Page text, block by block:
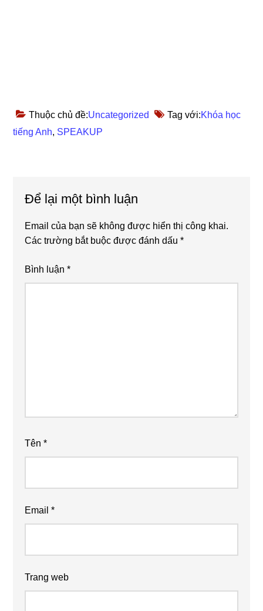
Thuộc chủ đề:Uncategorized Tag với:Khóa học
tiếng Anh, SPEAKUP
Interactions
Để lại một bình luận
Email của bạn sẽ không được hiển thị công khai.
Các trường bắt buộc được đánh dấu*
Bình luận*
Tên*
Email*
Trang web